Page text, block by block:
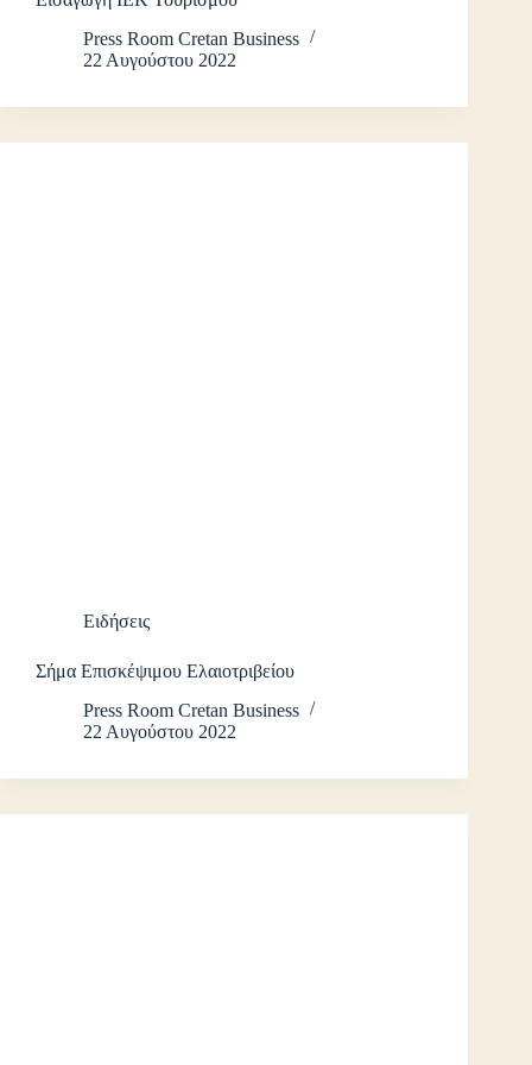
Press Room Cretan Business
22 Αυγούστου 2022
Ειδήσεις
Σήμα Επισκέψιμου Ελαιοτριβείου
Press Room Cretan Business
22 Αυγούστου 2022